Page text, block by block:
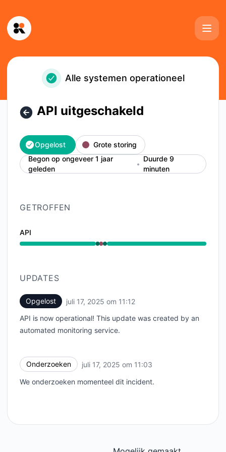
Alle systemen operationeel
API uitgeschakeld
Opgelost
Grote storing
Begon op ongeveer 1 jaar
geleden
Duurde 9
minuten
GETROFFEN
API
Operationeel van 11:03 AM naar 11:03 AM, Grote
UPDATES
Opgelost juli 17, 2025 om 11:12
API is now operational! This update was created by an
automated monitoring service.
Onderzoeken juli 17, 2025 om 11:03
We onderzoeken momenteel dit incident.